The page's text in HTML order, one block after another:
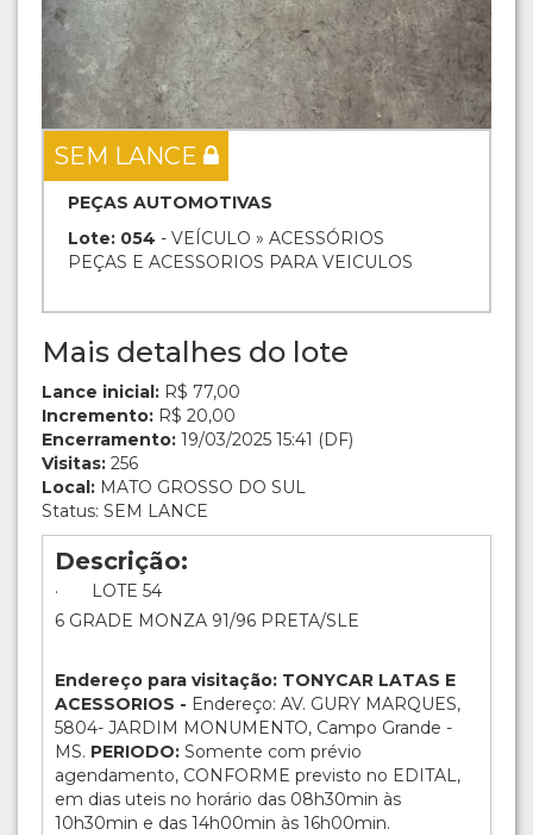
SEM LANCE
PEÇAS AUTOMOTIVAS
Lote: 054 - VEÍCULO » ACESSÓRIOS
PEÇAS E ACESSORIOS PARA VEICULOS
Mais detalhes do lote
Lance inicial: R$ 77,00
Incremento: R$ 20,00
Encerramento: 19/03/2025 15:41 (DF)
Visitas: 256
Local: MATO GROSSO DO SUL
Status: SEM LANCE
Descrição:
· LOTE 54
6 GRADE MONZA 91/96 PRETA/SLE
Endereço para visitação: TONYCAR LATAS E
ACESSORIOS - Endereço: AV. GURY MARQUES,
5804- JARDIM MONUMENTO, Campo Grande -
MS. PERIODO: Somente com prévio
agendamento, CONFORME previsto no EDITAL,
em dias uteis no horário das 08h30min às
10h30min e das 14h00min às 16h00min.